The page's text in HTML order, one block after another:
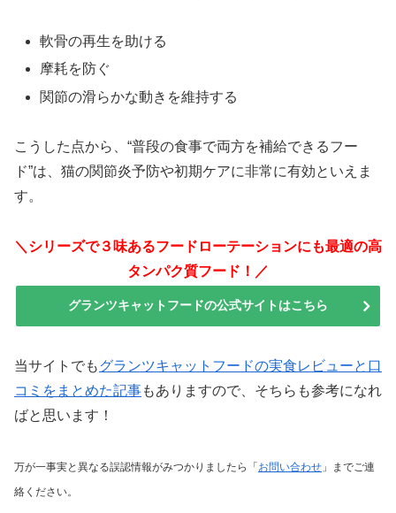
軟骨の再生を助ける
摩耗を防ぐ
関節の滑らかな動きを維持する
こうした点から、“普段の食事で両方を補給できるフー
ド”は、猫の関節炎予防や初期ケアに非常に有効といえま
す。
＼シリーズで３味あるフードローテーションにも最適の高
タンパク質フード！／
グランツキャットフードの公式サイトはこちら
当サイトでもグランツキャットフードの実食レビューと口
コミをまとめた記事もありますので、そちらも参考になれ
ばと思います！
万が一事実と異なる誤認情報がみつかりましたら「お問い合わせ 」までご連
絡ください。